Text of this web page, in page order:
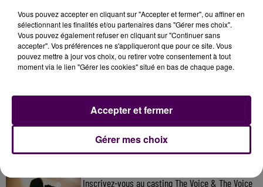
7 août 2026
Gagnez vos pass pour le V and B Fest' 2026 !
Inscrivez-vous au casting The Voice & The Voice
Vous pouvez accepter en cliquant sur "Accepter et fermer", ou affiner en
sélectionnant les finalités et/ou partenaires dans "Gérer mes choix".
Vous pouvez également refuser en cliquant sur "Continuer sans
accepter". Vos préférences ne s'appliqueront que pour ce site. Vous
pouvez mettre à jour vos choix, ou retirer votre consentement à tout
moment via le lien "Gérer les cookies" situé en bas de chaque page.
Gérer mes choix
Accepter et fermer